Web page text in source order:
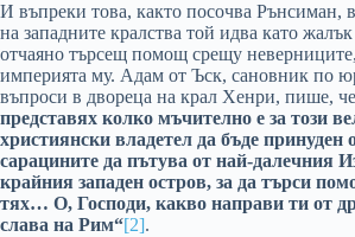
И въпреки това, както посочва Рънсиман,
на западните кралства той идва като
отчаяно търсещ помощ срещу
империята му. Адам от Ъск, сановник по
въпроси в двореца на крал Хенри, пише, че
представях колко мъчително е за този
християнски владетел да бъде принуден
сарацините да пътува от най-далечния
крайния западен остров, за да търси
тях… О, Господи, какво направи ти от
слава на Рим“[2].